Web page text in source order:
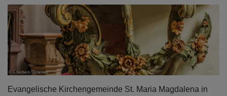
Evangelische Kirchengemeinde St. Maria Magdalena in